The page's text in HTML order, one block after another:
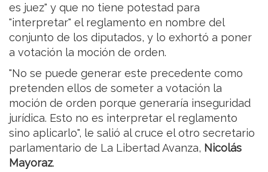
es juez" y que no tiene potestad para
"interpretar" el reglamento en nombre del
conjunto de los diputados, y lo exhortó a poner
a votación la moción de orden.
"No se puede generar este precedente como
pretenden ellos de someter a votación la
moción de orden porque generaría inseguridad
jurídica. Esto no es interpretar el reglamento
sino aplicarlo", le salió al cruce el otro secretario
parlamentario de La Libertad Avanza, Nicolás
Mayoraz.